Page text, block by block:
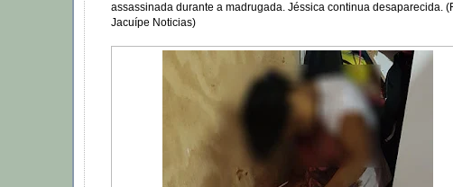
assassinada durante a madrugada. Jéssica continua desaparecida.
Jacuípe Noticias)